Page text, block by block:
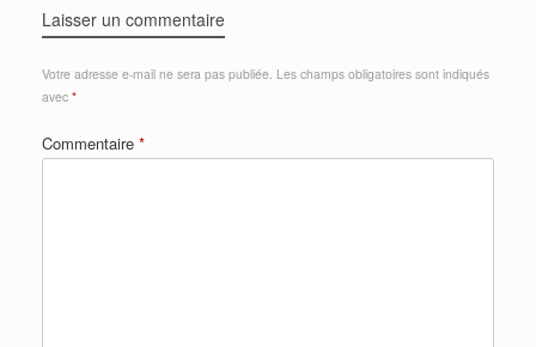
Laisser un commentaire
Votre adresse e-mail ne sera pas publiée. Les champs obligatoires sont indiqués
avec *
Commentaire *